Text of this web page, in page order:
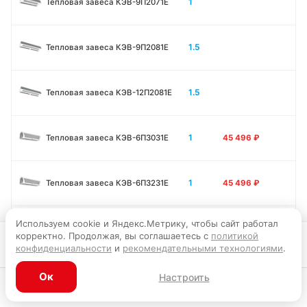
Главная
Тепловая завеса КЭВ-9П2071E
Тепловая завеса КЭВ-9П2081E 1.5
Тепловая завеса КЭВ-12П2081E 1.5
Тепловая завеса КЭВ-6П3031E 1 45 496 ₽
Тепловая завеса КЭВ-6П3231E 1 45 496 ₽
Тепловая завеса КЭВ-9П3031E 1 45 856₽
Тепловая завеса КЭВ-12П3031E 1
Используем cookie и Яндекс.Метрику, чтобы сайт работал
корректно. Продолжая, вы соглашаетесь с политикой
конфиденциальности и рекомендательными технологиями.
Ок Настроить
В корзину